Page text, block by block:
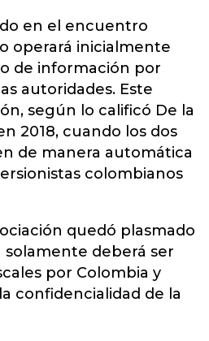
en el encuentro
operará inicialmente
de información por
autoridades. Este
según lo calificó De la
2018, cuando los dos
de manera automática
colombianos
quedó plasmado
deberá ser
por Colombia y
confidencialidad de la